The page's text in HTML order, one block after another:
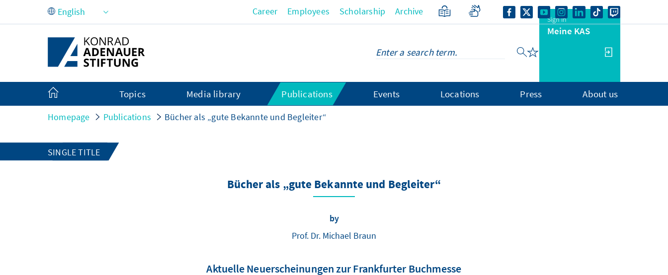
Skip to Main Content Career Employees Scholarship Archive
Sign in
Meine KAS
Topics Media library Publications Events Locations Press About us
Homepage Publications Bücher als „gute Bekannte und Begleiter“
SINGLE TITLE
Bücher als „gute Bekannte und Begleiter“
by
Prof. Dr. Michael Braun
Aktuelle Neuerscheinungen zur Frankfurter Buchmesse